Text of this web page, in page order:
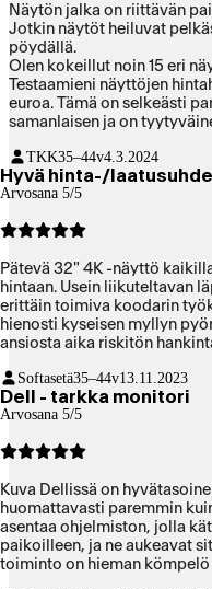
Näytön jalka on riittävän
Jotkin näytöt heiluvat
pöydällä.
Olen kokeillut noin 15 eri
Testaamieni näyttöjen
euroa. Tämä on selkeästi
samanlaisen ja on
TKK35–44v4.3.2024
Hyvä hinta-/laatusuhde
Arvosana 5/5
Pätevä 32" 4K -näyttö
hintaan. Usein liikuteltavan
erittäin toimiva koodarin
hienosti kyseisen myllyn
ansiosta aika riskitön
Softasetä35–44v13.11.2023
Dell - tarkka monitori
Arvosana 5/5
Kuva Dellissä on
huomattavasti paremmin
asentaa ohjelmiston, jolla
paikoilleen, ja ne aukeavat
toiminto on hieman